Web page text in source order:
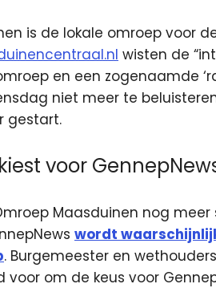
is de lokale omroep voor
wisten de
en een zogenaamde
niet meer te
gestart.
voor
Maasduinen nog
wordt
. Burgemeester en
om de keus voor